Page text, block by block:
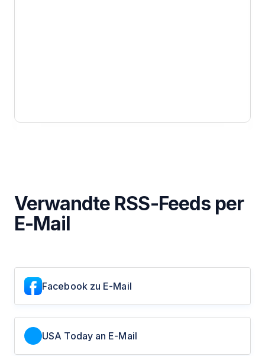
Verwandte RSS-Feeds per
E-Mail
Facebook zu E-Mail
USA Today an E-Mail